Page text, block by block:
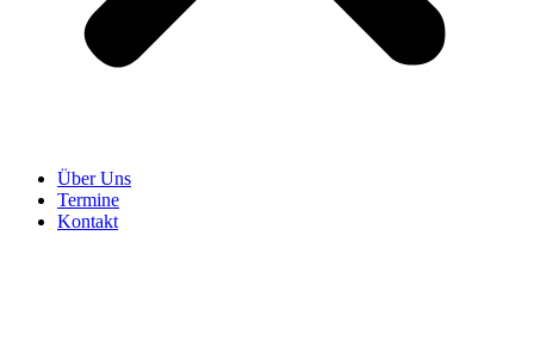
Über Uns
Termine
Kontakt